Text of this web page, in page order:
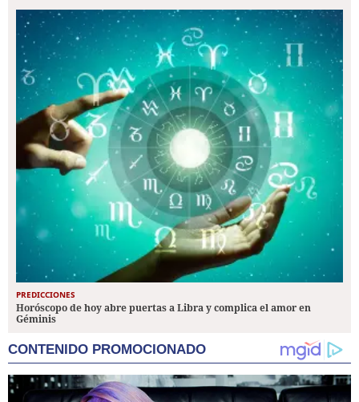
PREDICCIONES
Horóscopo de hoy abre puertas a Libra y complica el amor en
Géminis
CONTENIDO PROMOCIONADO